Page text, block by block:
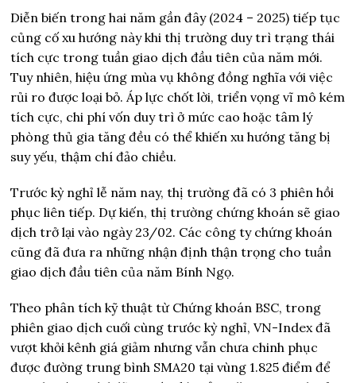
Diễn biến trong hai năm gần đây (2024 – 2025) tiếp tục
củng cố xu hướng này khi thị trường duy trì trạng thái
tích cực trong tuần giao dịch đầu tiên của năm mới.
Tuy nhiên, hiệu ứng mùa vụ không đồng nghĩa với việc
rủi ro được loại bỏ. Áp lực chốt lời, triển vọng vĩ mô kém
tích cực, chi phí vốn duy trì ở mức cao hoặc tâm lý
phòng thủ gia tăng đều có thể khiến xu hướng tăng bị
suy yếu, thậm chí đảo chiều.
Trước kỳ nghỉ lễ năm nay, thị trường đã có 3 phiên hồi
phục liên tiếp. Dự kiến, thị trường chứng khoán sẽ giao
dịch trở lại vào ngày 23/02. Các công ty chứng khoán
cũng đã đưa ra những nhận định thận trọng cho tuần
giao dịch đầu tiên của năm Bính Ngọ.
Theo phân tích kỹ thuật từ Chứng khoán BSC, trong
phiên giao dịch cuối cùng trước kỳ nghỉ, VN-Index đã
vượt khỏi kênh giá giảm nhưng vẫn chưa chinh phục
được đường trung bình SMA20 tại vùng 1.825 điểm để